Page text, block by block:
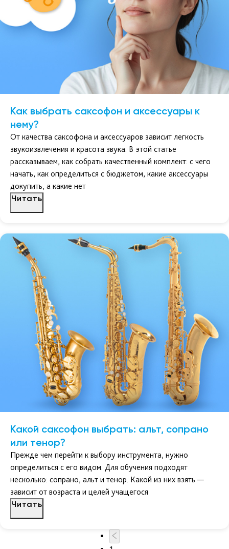
Как выбрать саксофон и аксессуары к
нему?
От качества саксофона и аксессуаров зависит легкость
звукоизвлечения и красота звука. В этой статье
рассказываем, как собрать качественный комплект: с чего
начать, как определиться с бюджетом, какие аксессуары
докупить, а какие нет
Читать
Какой саксофон выбрать: альт, сопрано
или тенор?
Прежде чем перейти к выбору инструмента, нужно
определиться с его видом. Для обучения подходят
несколько: сопрано, альт и тенор. Какой из них взять —
зависит от возраста и целей учащегося
Читать